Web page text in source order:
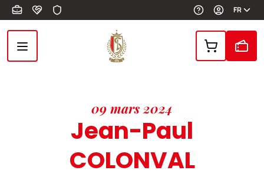
Aller au contenu principal FR
09 mars 2024
Jean-Paul
COLONVAL